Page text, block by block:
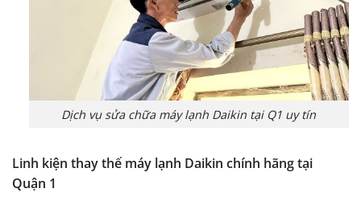
Dịch vụ sửa chữa máy lạnh Daikin tại Q1 uy tín
Linh kiện thay thế máy lạnh Daikin chính hãng tại
Quận 1